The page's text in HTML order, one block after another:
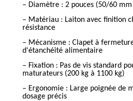
– Diamètre : 2 pouces (50/60
– Matériau : Laiton avec finition
résistance
– Mécanisme : Clapet à
d'étanchéité alimentaire
– Fixation : Pas de vis standard
maturateurs (200 kg à 1100 kg)
– Ergonomie : Large poignée de
dosage précis